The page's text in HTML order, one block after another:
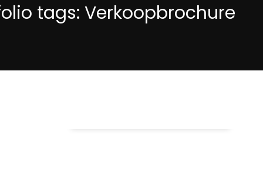
tags: Verkoopbrochure